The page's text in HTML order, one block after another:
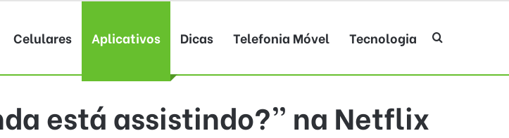
Celulares Aplicativos Dicas Telefonia Móvel Tecnologia Procurar por
está assistindo?” na Netflix